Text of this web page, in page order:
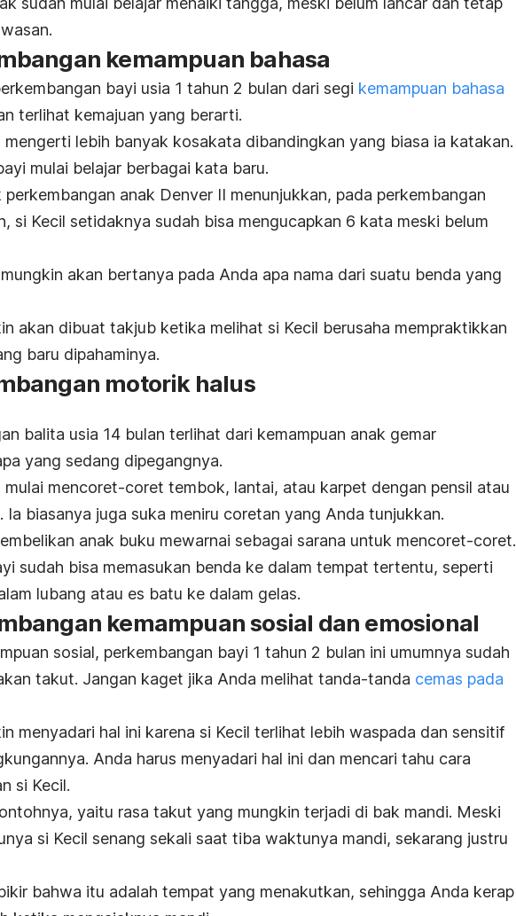
kemampuan bahasa
bayi usia 1 tahun 2 bulan dari segi kemampuan bahasa
terlihat kemajuan yang berarti.
mengerti lebih banyak kosakata dibandingkan yang biasa ia katakan.
mulai belajar berbagai kata baru.
perkembangan anak Denver II menunjukkan, pada perkembangan
si Kecil setidaknya sudah bisa mengucapkan 6 kata meski belum
akan bertanya pada Anda apa nama dari suatu benda yang
akan dibuat takjub ketika melihat si Kecil berusaha mempraktikkan
baru dipahaminya.
motorik halus
balita usia 14 bulan terlihat dari kemampuan anak gemar
yang sedang dipegangnya.
mulai mencoret-coret tembok, lantai, atau karpet dengan pensil atau
Ia biasanya juga suka meniru coretan yang Anda tunjukkan.
anak buku mewarnai sebagai sarana untuk mencoret-coret.
sudah bisa memasukan benda ke dalam tempat tertentu, seperti
lubang atau es batu ke dalam gelas.
kemampuan sosial dan emosional
sosial, perkembangan bayi 1 tahun 2 bulan ini umumnya sudah
takut. Jangan kaget jika Anda melihat tanda-tanda cemas pada
menyadari hal ini karena si Kecil terlihat lebih waspada dan sensitif
Anda harus menyadari hal ini dan mencari tahu cara
si Kecil.
yaitu rasa takut yang mungkin terjadi di bak mandi. Meski
si Kecil senang sekali saat tiba waktunya mandi, sekarang justru
bahwa itu adalah tempat yang menakutkan, sehingga Anda kerap